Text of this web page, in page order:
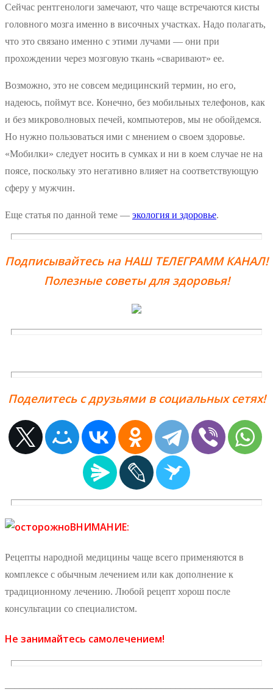
Сейчас рентгенологи замечают, что чаще встречаются кисты
головного мозга именно в височных участках. Надо полагать,
что это связано именно с этими лучами — они при
прохождении через мозговую ткань «сваривают» ее.
Возможно, это не совсем медицинский термин, но его,
надеюсь, поймут все. Конечно, без мобильных телефонов, как
и без микроволновых печей, компьютеров, мы не обойдемся.
Но нужно пользоваться ими с мнением о своем здоровье.
«Мобилки» следует носить в сумках и ни в коем случае не на
поясе, поскольку это негативно влияет на соответствующую
сферу у мужчин.
Еще статья по данной теме — экология и здоровье.
Подписывайтесь на НАШ ТЕЛЕГРАММ КАНАЛ!
Полезные советы для здоровья!
Поделитесь с друзьями в социальных сетях!
ВНИМАНИЕ:
Рецепты народной медицины чаще всего применяются в
комплексе с обычным лечением или как дополнение к
традиционному лечению. Любой рецепт хорош после
консультации со специалистом.
Не занимайтесь самолечением!